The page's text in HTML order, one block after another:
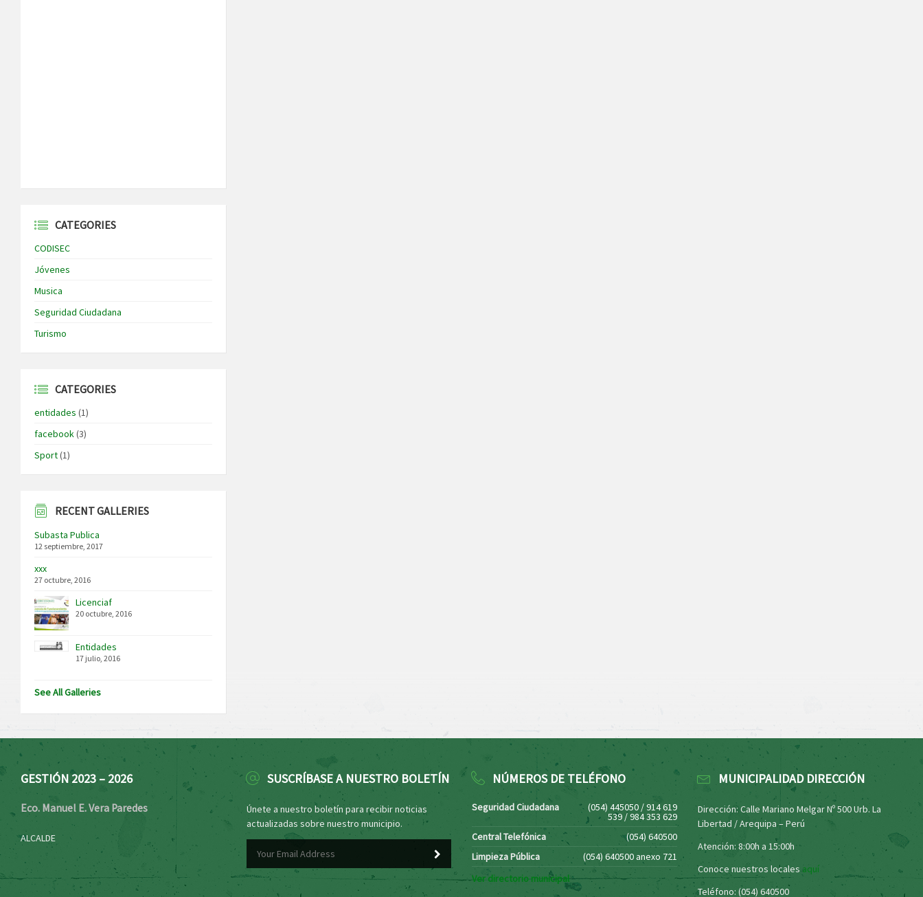
CATEGORIES
CODISEC
Jóvenes
Musica
Seguridad Ciudadana
Turismo
CATEGORIES
entidades (1)
facebook(3)
Sport(1)
RECENT GALLERIES
Subasta Publica
12 septiembre, 2017
xxx
27 octubre, 2016
Licenciaf
20 octubre, 2016
Entidades
17 julio, 2016
See All Galleries
GESTIÓN 2023 – 2026
Eco. Manuel E. Vera Paredes
ALCALDE
SUSCRÍBASE A NUESTRO BOLETÍN
Únete a nuestro boletín para recibir noticias
actualizadas sobre nuestro municipio.
NÚMEROS DE TELÉFONO
Seguridad Ciudadana (054) 445050 / 914 619
539 / 984 353 629
Central Telefónica
(054) 640500
Limpieza Pública
(054) 640500 anexo 721
Ver directorio municipal
MUNICIPALIDAD DIRECCIÓN
Dirección: Calle Mariano Melgar Nº 500 Urb. La
Libertad / Arequipa – Perú
Atención: 8:00h a 15:00h
Conoce nuestros locales aquí
Teléfono: (054) 640500